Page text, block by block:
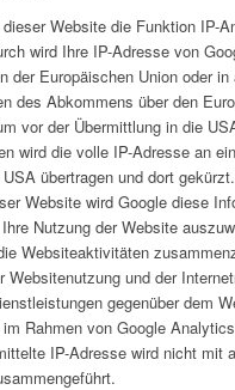
Website die Funktion IP-
wird Ihre IP-Adresse von
der Europäischen Union oder in
des Abkommens über den
vor der Übermittlung in die
wird die volle IP-Adresse an
übertragen und dort
Website wird Google diese
Nutzung der Website
Websiteaktivitäten
Websitenutzung und der
gegenüber dem
Rahmen von Google
IP-Adresse wird nicht mit